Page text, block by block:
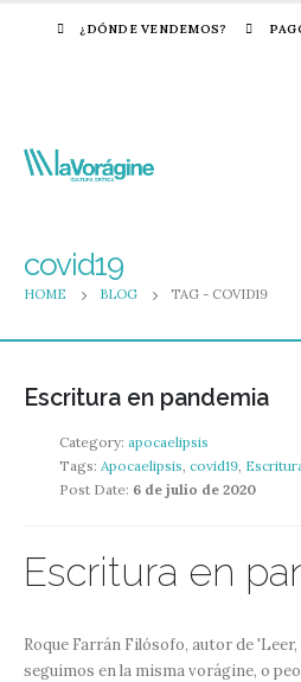
¿DÓNDE VENDEMOS?
covid19
HOME BLOG TAG - COVID19
Escritura en pandemia
Category: apocaelipsis
Tags: Apocaelipsis covid19
Post Date: 6 de julio de 2020
Escritura en
Roque Farrán Filósofo, autor de
seguimos en la misma vorágine, o